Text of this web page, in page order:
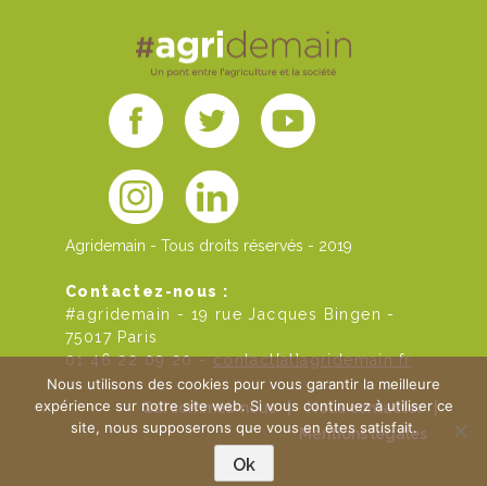
Agridemain - Tous droits réservés - 2019
Contactez-nous :
#agridemain - 19 rue Jacques Bingen -
75017 Paris
01 46 22 09 20 -contact[at]agridemain.fr
Qui sommes-nous | Nous contacter
|
Mentions légales
Nous utilisons des cookies pour vous garantir la meilleure
expérience sur notre site web. Si vous continuez à utiliser ce
site, nous supposerons que vous en êtes satisfait.
Ok